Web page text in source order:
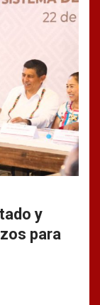
y
para